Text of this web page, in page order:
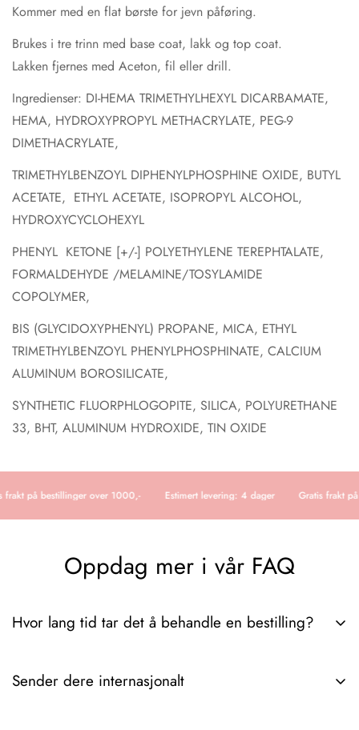
Kommer med en flat børste for jevn påføring.
Brukes i tre trinn med base coat, lakk og top coat.
Lakken fjernes med Aceton, fil eller drill.
Ingredienser: DI-HEMA TRIMETHYLHEXYL DICARBAMATE,
HEMA, HYDROXYPROPYL METHACRYLATE, PEG-9
DIMETHACRYLATE,
TRIMETHYLBENZOYL DIPHENYLPHOSPHINE OXIDE, BUTYL
ACETATE, ETHYL ACETATE, ISOPROPYL ALCOHOL,
HYDROXYCYCLOHEXYL
PHENYL KETONE [+/-] POLYETHYLENE TEREPHTALATE,
FORMALDEHYDE /MELAMINE/TOSYLAMIDE
COPOLYMER,
BIS (GLYCIDOXYPHENYL) PROPANE, MICA, ETHYL
TRIMETHYLBENZOYL PHENYLPHOSPHINATE, CALCIUM
ALUMINUM BOROSILICATE,
SYNTHETIC FLUORPHLOGOPITE, SILICA, POLYURETHANE
33, BHT, ALUMINUM HYDROXIDE, TIN OXIDE
frakt på bestillinger over 1000,- Estimert levering: 4 dager Gratis frakt
Oppdag mer i vår FAQ
Hvor lang tid tar det å behandle en bestilling?
hos deg. Hvis du trenger ytterligere detaljer angående
Sender dere internasjonalt